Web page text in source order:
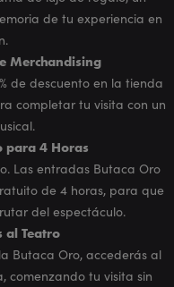
de tu experiencia en
Merchandising
de descuento en la tienda
completar tu visita con un
para 4 Horas
Las entradas Butaca Oro
de 4 horas, para que
del espectáculo.
al Teatro
Butaca Oro, accederás al
tu visita sin